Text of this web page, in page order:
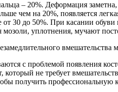
– 20%. Деформация
чем на 20%, появляется
30 до 50%. При касании
мозоли, уплотнения, мучают
вмешательства
с проблемой появления
который не требует
получить профессиональную